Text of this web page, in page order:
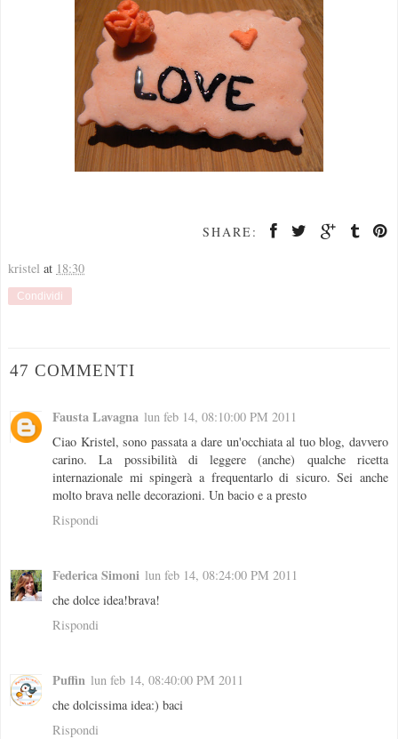
SHARE:
kristel at 18:30
Condividi
47 COMMENTI
Fausta Lavagna lun feb 14, 08:10:00 PM 2011
Ciao Kristel, sono passata a dare un'occhiata al tuo blog, davvero
carino. La possibilità di leggere (anche) qualche ricetta
internazionale mi spingerà a frequentarlo di sicuro. Sei anche
molto brava nelle decorazioni. Un bacio e a presto
Rispondi
Federica Simoni lun feb 14, 08:24:00 PM 2011
che dolce idea!brava!
Rispondi
Puffin lun feb 14, 08:40:00 PM 2011
che dolcissima idea:) baci
Rispondi